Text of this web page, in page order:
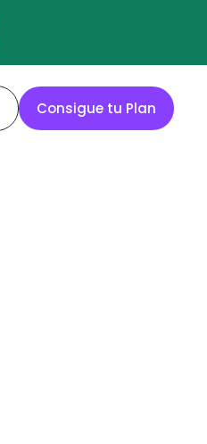
Consigue tu Plan